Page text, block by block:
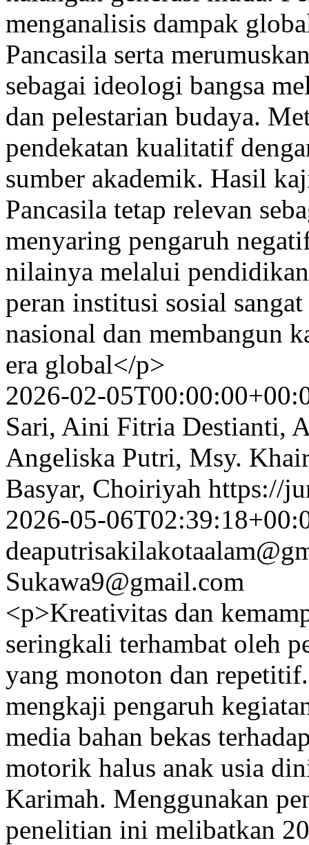
menganalisis dampak
Pancasila serta
sebagai ideologi bangsa
dan pelestarian budaya.
pendekatan kualitatif
sumber akademik. Hasil
Pancasila tetap relevan
menyaring pengaruh
nilainya melalui
peran institusi sosial
nasional dan membangun
era global</p>
2026-02-
Sari, Aini Fitria Destianti,
Angeliska Putri, Msy.
Basyar, Choiriyah https://
2026-05-
Sukawa9@gmail.com
<p>Kreativitas dan
seringkali terhambat oleh
yang monoton dan
mengkaji pengaruh
media bahan bekas
motorik halus anak usia
Karimah. Menggunakan
penelitian ini melibatkan